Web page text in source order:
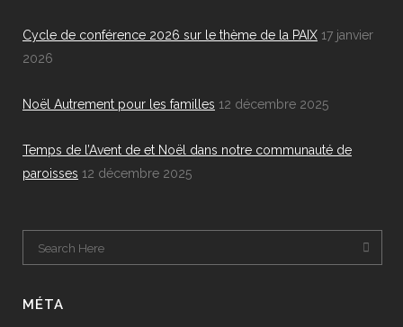
Cycle de conférence 2026 sur le thème de la PAIX 17 janvier
2026
Noël Autrement pour les familles 12 décembre 2025
Temps de l’Avent de et Noël dans notre communauté de
paroisses 12 décembre 2025
MÉTA